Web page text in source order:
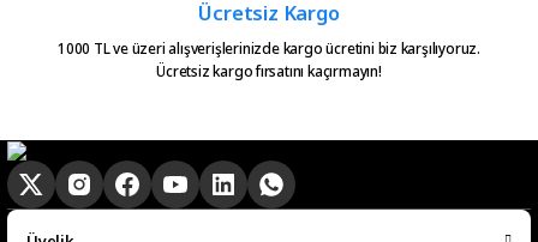
Hızlıca elime ulaştı
Ücretsiz Kargo
1000 TL ve üzeri alışverişlerinizde kargo ücretini biz karşılıyoruz.
Ücretsiz kargo fırsatını kaçırmayın!